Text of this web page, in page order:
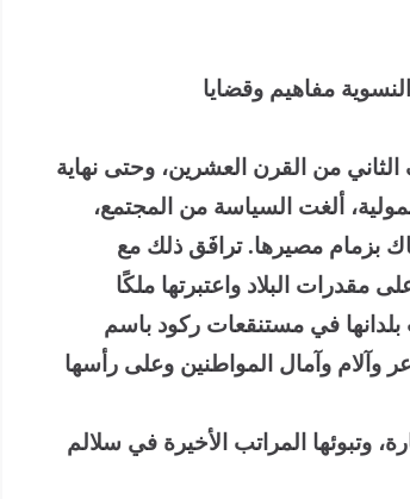
مفاهيم وقضايا
من القرن العشرين، وحتى نهاية
ألغت السياسة من المجتمع،
بزمام مصيرها. ترافَق ذلك مع
البلاد واعتبرتها ملكًا
في مستنقعات ركود باسم
وآلام وآمال المواطنين وعلى رأسها
وتبوئها المراتب الأخيرة في سلالم